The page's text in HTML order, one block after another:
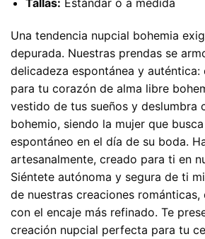
Tallas: Estándar o a medida
Una tendencia nupcial bohemia
depurada. Nuestras prendas se
delicadeza espontánea y
para tu corazón de alma libre
vestido de tus sueños y deslumbra
bohemio, siendo la mujer que
espontáneo en el día de su boda.
artesanalmente, creado para ti en
Siéntete autónoma y segura de ti
de nuestras creaciones
con el encaje más refinado. Te
creación nupcial perfecta para tu